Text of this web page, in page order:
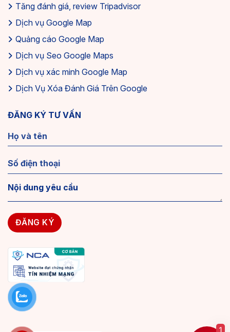
Tăng đánh giá, review Tripadvisor
Dịch vụ Google Map
Quảng cáo Google Map
Dịch vụ Seo Google Maps
Dịch vụ xác minh Google Map
Dịch Vụ Xóa Đánh Giá Trên Google
ĐĂNG KÝ TƯ VẤN
1